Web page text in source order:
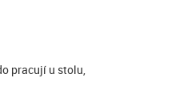
pracují u stolu,